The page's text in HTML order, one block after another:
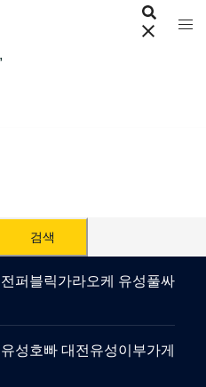
퍼블릭가라오케 유성풀싸
성호빠 대전유성이부가게